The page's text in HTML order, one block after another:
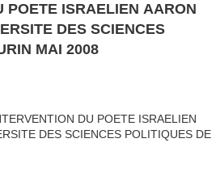
POETE ISRAELIEN AARON
DES SCIENCES
MAI 2008